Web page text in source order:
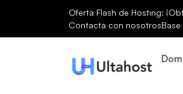
Oferta Flash de Hosting:
Contacta con nosotros